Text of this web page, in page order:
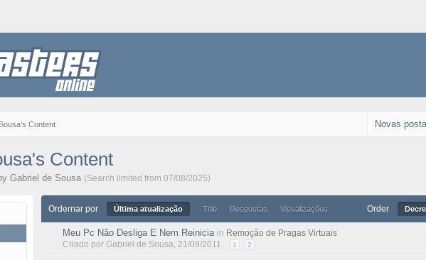
Content Novas
Content
Gabriel de Sousa (Search limited from 07/08/2025)
Ordernar por Última atualização Title Respostas Visualizações Order
Meu Pc Não Desliga E Nem Reinicia in Remoção de Pragas Virtuais
Criado por Gabriel de Sousa, 21/09/2011 1 2